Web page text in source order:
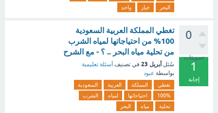
البحر
خيار واحد
0
تصويتات
1
إجابة
تغطي المملكة العربية السعودية
100% من احتياجاتها لمياه الشرب
من تحلية مياه البحر .. ؟ - مع الشرح
سُئل أبريل 23 في تصنيف أسئلة تعليمية
بواسطة عبود
تغطي المملكة العربية
السعودية
100%
احتياجاتها لمياه
الشرب
تحلية
مياه البحر